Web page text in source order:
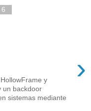
›
y
un backdoor
sistemas mediante